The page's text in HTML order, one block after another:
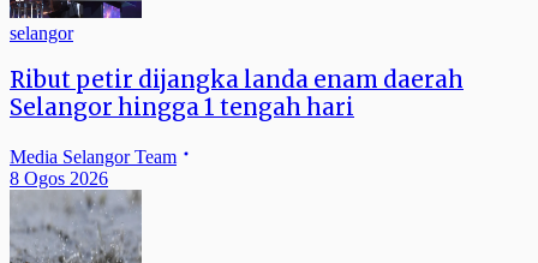
selangor
Ribut petir dijangka landa enam daerah
Selangor hingga 1 tengah hari
Media Selangor Team
8 Ogos 2026